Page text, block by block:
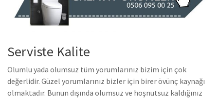
Serviste Kalite
Olumlu yada olumsuz tüm yorumlarınız bizim için çok
değerlidir. Güzel yorumlarınız bizler için birer övünç kaynağı
olmaktadır. Bunun dışında olumsuz ve hoşnutsuz kaldığınız